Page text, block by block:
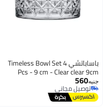
باساباتشي Timeless Bowl Set 4
Pcs - 9 cm - Clear clear
560
توصيل مجاني
توصيل مجاني